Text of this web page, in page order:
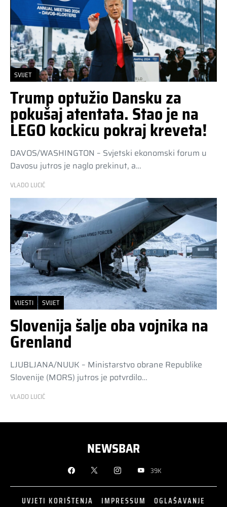
SVIJET
Trump optužio Dansku za
pokušaj atentata. Stao je na
LEGO kockicu pokraj kreveta!
DAVOS/WASHINGTON – Svjetski ekonomski forum u
Davosu jutros je naglo prekinut, a…
VLADO LUCIĆ
VIJESTI SVIJET
Slovenija šalje oba vojnika na
Grenland
LJUBLJANA/NUUK – Ministarstvo obrane Republike
Slovenije (MORS) jutros je potvrdilo…
VLADO LUCIĆ
NEWSBAR
39K
UVJETI KORIŠTENJA IMPRESSUM
OGLAŠAVANJE